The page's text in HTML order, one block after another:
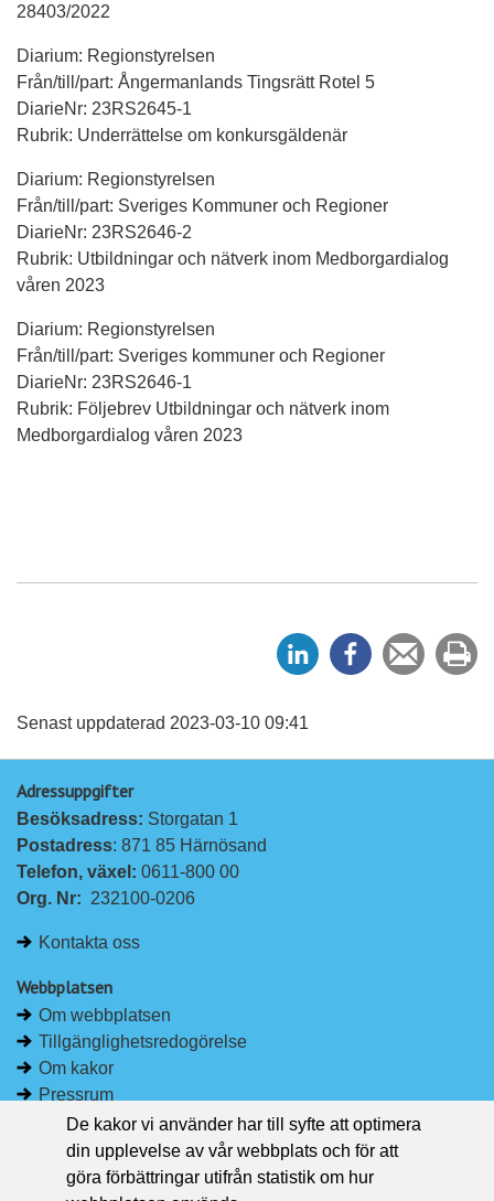
28403/2022
Diarium: Regionstyrelsen
Från/till/part: Ångermanlands Tingsrätt Rotel 5
DiarieNr: 23RS2645-1
Rubrik: Underrättelse om konkursgäldenär
Diarium: Regionstyrelsen
Från/till/part: Sveriges Kommuner och Regioner
DiarieNr: 23RS2646-2
Rubrik: Utbildningar och nätverk inom Medborgardialog
våren 2023
Diarium: Regionstyrelsen
Från/till/part: Sveriges kommuner och Regioner
DiarieNr: 23RS2646-1
Rubrik: Följebrev Utbildningar och nätverk inom
Medborgardialog våren 2023
e
e
Tipsa
en
ut
Senast uppdaterad 2023-03-10 09:41
Adressuppgifter
Besöksadress: Storgatan 1
Postadress: 871 85 Härnösand
Telefon, växel: 0611-800 00
Org. Nr: 232100-0206
Kontakta oss
Webbplatsen
Om webbplatsen
Tillgänglighetsredogörelse
Om kakor
Pressrum
Håll dig uppdaterad
Följ Region Västernorrland på Facebook
Region Västernorrland i sociala medier
De kakor vi använder har till syfte att optimera
din upplevelse av vår webbplats och för att
göra förbättringar utifrån statistik om hur